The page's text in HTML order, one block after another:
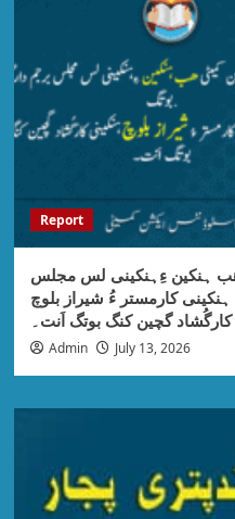
Report
ہنکین ءِہنکینی لس مجلس
کارمستر ءُ شیراز بلوچ
کارگُشاد گچین کنگ بوتگ اَنت۔
Admin July 13, 2026